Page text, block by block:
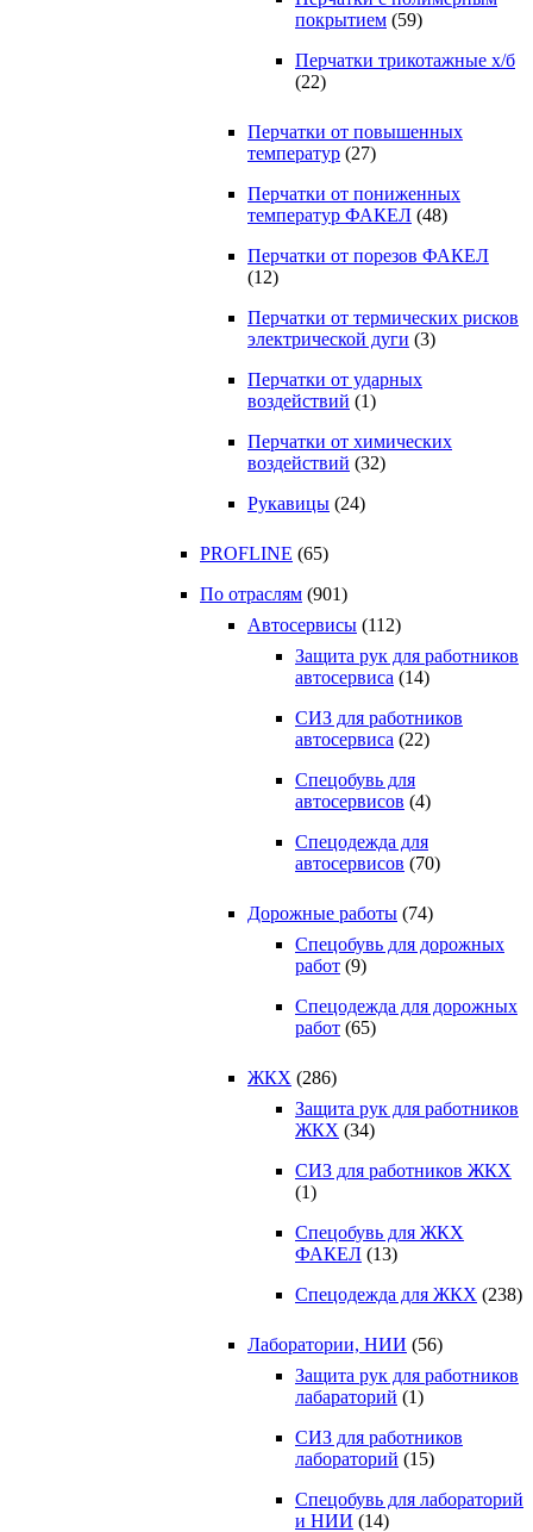
покрытием (59)
Перчатки трикотажные х/б
(22)
Перчатки от повышенных
температур (27)
Перчатки от пониженных
температур ФАКЕЛ (48)
Перчатки от порезов ФАКЕЛ
(12)
Перчатки от термических рисков
электрической дуги (3)
Перчатки от ударных
воздействий (1)
Перчатки от химических
воздействий (32)
Рукавицы (24)
PROFLINE (65)
По отраслям (901)
Автосервисы (112)
Защита рук для работников
автосервиса (14)
СИЗ для работников
автосервиса (22)
Спецобувь для
автосервисов (4)
Спецодежда для
автосервисов (70)
Дорожные работы (74)
Спецобувь для дорожных
работ (9)
Спецодежда для дорожных
работ (65)
ЖКХ (286)
Защита рук для работников
ЖКХ (34)
СИЗ для работников ЖКХ
(1)
Спецобувь для ЖКХ
ФАКЕЛ (13)
Спецодежда для ЖКХ (238)
Лаборатории, НИИ (56)
Защита рук для работников
лабараторий (1)
СИЗ для работников
лабораторий (15)
Спецобувь для лабораторий
и НИИ (14)